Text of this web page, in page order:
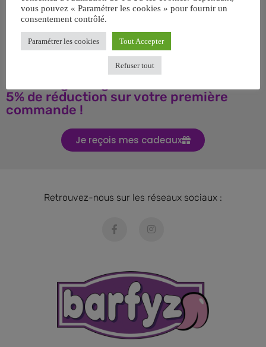
Vous voulez savoir comment bien nourrir votre chien ou chat
avec le BARF ? Inscrivez-vous pour recevoir
GRATUIT SUR LE BARF EN PDF immédiatement
5% de réduction sur votre première
commande !
Je reçois mes cadeaux
Retrouvez-nous sur les réseaux sociaux :
vous pouvez « Paramétrer les cookies » pour fournir un
consentement contrôlé.
Paramétrer les cookies Tout Accepter
Refuser tout